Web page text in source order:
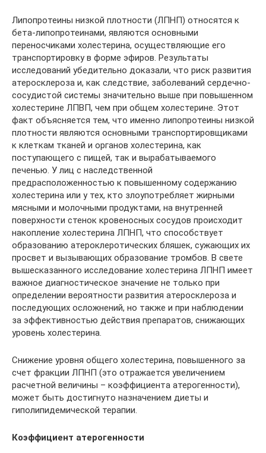
Липопротеины низкой плотности (ЛПНП) относятся к
бета-липопротеинами, являются основными
переносчиками холестерина, осуществляющие его
транспортировку в форме эфиров. Результаты
исследований убедительно доказали, что риск развития
атеросклероза и, как следствие, заболеваний сердечно-
сосудистой системы значительно выше при повышенном
холестерине ЛПВП, чем при общем холестерине. Этот
факт объясняется тем, что именно липопротеины низкой
плотности являются основными транспортировщиками
к клеткам тканей и органов холестерина, как
поступающего с пищей, так и вырабатываемого
печенью. У лиц с наследственной
предрасположенностью к повышенному содержанию
холестерина или у тех, кто злоупотребляет жирными
мясными и молочными продуктами, на внутренней
поверхности стенок кровеносных сосудов происходит
накопление холестерина ЛПНП, что способствует
образованию атероклеротических бляшек, сужающих их
просвет и вызывающих образование тромбов. В свете
вышесказанного исследование холестерина ЛПНП имеет
важное диагностическое значение не только при
определении вероятности развития атеросклероза и
последующих осложнений, но также и при наблюдении
за эффективностью действия препаратов, снижающих
уровень холестерина.
Снижение уровня общего холестерина, повышенного за
счет фракции ЛПНП (это отражается увеличением
расчетной величины – коэффициента атерогенности),
может быть достигнуто назначением диеты и
гиполипидемической терапии.
Коэффициент атерогенности